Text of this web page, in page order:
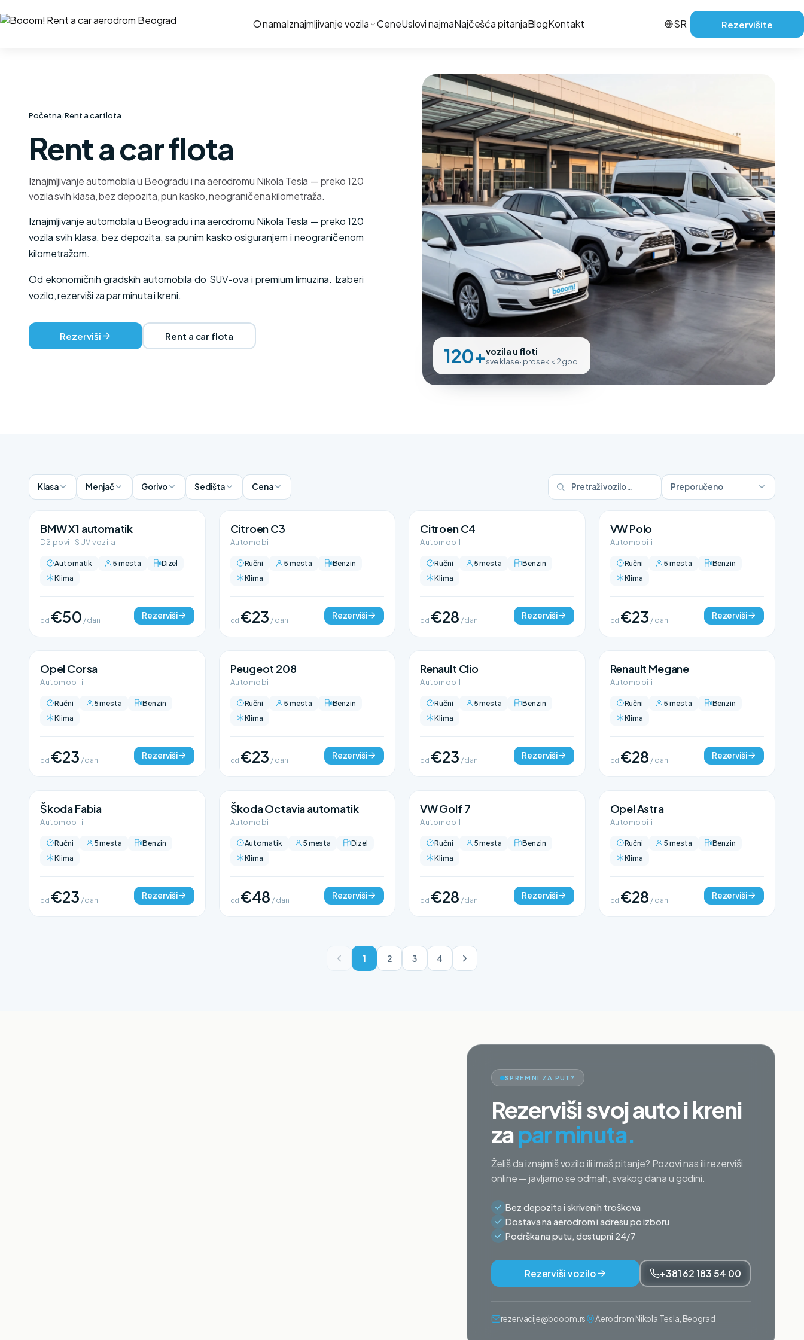
O namaIznajmljivanje vozila CeneUslovi najmaNajčešća pitanjaBlogKontakt SR Rezervišite
Početna/Rent a car flota
Rent a car flota
Iznajmljivanje automobila u Beogradu i na aerodromu Nikola Tesla — preko 120
vozila svih klasa, bez depozita, pun kasko, neograničena kilometraža.
Iznajmljivanje automobila u Beogradu i na aerodromu Nikola Tesla — preko 120
vozila svih klasa, bez depozita, sa punim kasko osiguranjem i neograničenom
kilometražom.
Od ekonomičnih gradskih automobila do SUV-ova i premium limuzina. Izaberi
vozilo, rezerviši za par minuta i kreni.
Rezerviši Rent a car flota
120+vozila u floti
sve klase · prosek < 2 god.
Klasa Menjač Gorivo Sedišta Cena Preporučeno
BMW X1 automatik
Džipovi i SUV vozila
Automatik 5 mesta
Dizel
Klima
od €50 / dan Rezerviši
Citroen C3
Automobili
Ručni 5 mesta
Benzin
Klima
od €23 / dan Rezerviši
Citroen C4
Automobili
Ručni 5 mesta
Benzin
Klima
od €28 / dan Rezerviši
VW Polo
Automobili
Ručni 5 mesta
Benzin
Klima
od €23 / dan Rezerviši
Opel Corsa
Automobili
Ručni 5 mesta
Benzin
Klima
od €23 / dan Rezerviši
Peugeot 208
Automobili
Ručni 5 mesta
Benzin
Klima
od €23 / dan Rezerviši
Renault Clio
Automobili
Ručni 5 mesta
Benzin
Klima
od €23 / dan Rezerviši
Renault Megane
Automobili
Ručni 5 mesta
Benzin
Klima
od €28 / dan Rezerviši
Škoda Fabia
Automobili
Ručni 5 mesta
Benzin
Klima
od €23 / dan Rezerviši
Škoda Octavia automatik
Automobili
Automatik 5 mesta
Dizel
Klima
od €48 / dan Rezerviši
VW Golf 7
Automobili
Ručni 5 mesta
Benzin
Klima
od €28 / dan Rezerviši
Opel Astra
Automobili
Ručni 5 mesta
Benzin
Klima
od €28 / dan Rezerviši
1 2 3 4
SPREMNI ZA PUT?
Rezerviši svoj auto i kreni
zapar minuta.
Želiš da iznajmiš vozilo ili imaš pitanje? Pozovi nas ili rezerviši
online — javljamo se odmah, svakog dana u godini.
Bez depozita i skrivenih troškova
Dostava na aerodrom i adresu po izboru
Podrška na putu, dostupni 24/7
Rezerviši vozilo +381 62 183 54 00
rezervacije@booom.rs Aerodrom Nikola Tesla, Beograd